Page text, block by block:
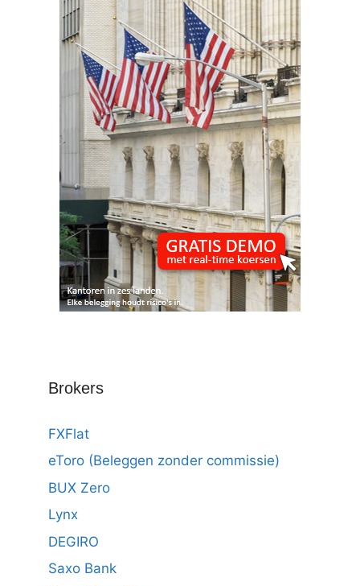
Brokers
FXFlat
eToro (Beleggen zonder commissie)
BUX Zero
Lynx
DEGIRO
Saxo Bank